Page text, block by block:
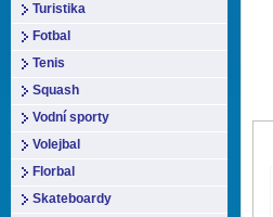
Turistika
Fotbal
Tenis
Squash
Vodní sporty
Volejbal
Florbal
Skateboardy